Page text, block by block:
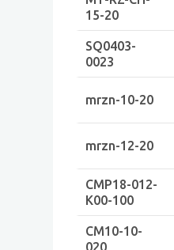
15-20
SQ0403-
0023
mrzn-10-20
mrzn-12-20
CMP18-012-
K00-100
CM10-10-
020